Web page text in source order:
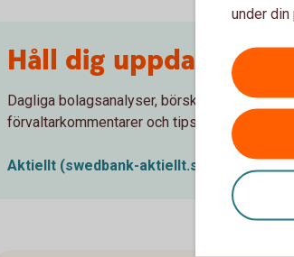
Håll dig uppdaterad
Dagliga bolagsanalyser, börskommentarer,
förvaltarkommentarer och tips runt pension
Aktiellt (swedbank-aktiellt.se)
under din